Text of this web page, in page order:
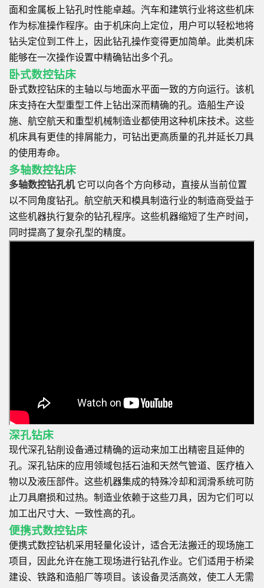
面和金属板上钻孔时性能卓越。汽车和建筑行业将这些机床
作为标准操作程序。由于机床向上定位，用户可以轻松地将
钻头定位到工件上，因此钻孔操作变得更加简单。此类机床
能够在一次操作设置中精确钻出多个孔。
卧式数控钻床
卧式数控钻床的主轴以与地面水平面一致的方向运行。该机
床支持在大型重型工件上钻出深而精确的孔。造船生产设
施、航空航天和重型机械制造业都使用这种机床技术。这些
机床具有更佳的排屑能力，可钻出更高质量的孔并延长刀具
的使用寿命。
多轴数控钻床
多轴数控钻孔机它可以向各个方向移动，直接从当前位置
以不同角度钻孔。航空航天和模具制造行业的制造商受益于
这些机器执行复杂的钻孔程序。这些机器缩短了生产时间，
同时提高了复杂孔型的精度。
深孔钻床
现代深孔钻削设备通过精确的运动来加工出精密且延伸的
孔。深孔钻床的应用领域包括石油和天然气管道、医疗植入
物以及液压部件。这些机器集成的特殊冷却和润滑系统可防
止刀具磨损和过热。制造业依赖于这些刀具，因为它们可以
加工出尺寸大、一致性高的孔。
便携式数控钻床
便携式数控钻机采用轻量化设计，适合无法搬迁的现场施工
项目，因此允许在施工现场进行钻孔作业。它们适用于桥梁
建设、铁路和造船厂等项目。该设备灵活高效，使工人无需